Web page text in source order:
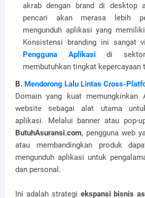
akrab dengan brand di desktop
pencari akan merasa lebih
mengunduh aplikasi yang
Konsistensi branding ini sangat
Pengguna Aplikasi di sektor
membutuhkan tingkat kepercayaan
B. Mendorong Lalu Lintas Cross-
Domain yang kuat memungkinkan
website sebagai alat utama
aplikasi. Melalui banner atau pop-
ButuhAsuransi.com, pengguna web
atau membandingkan produk
mengunduh aplikasi untuk
dan personal.
Ini adalah strategi ekspansi bisnis